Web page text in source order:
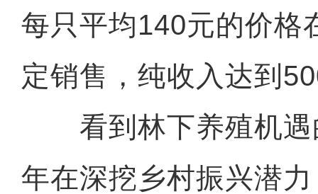
每只平均140元的价格
定销售，纯收入达到
看到林下养殖机遇
年在深挖乡村振兴潜